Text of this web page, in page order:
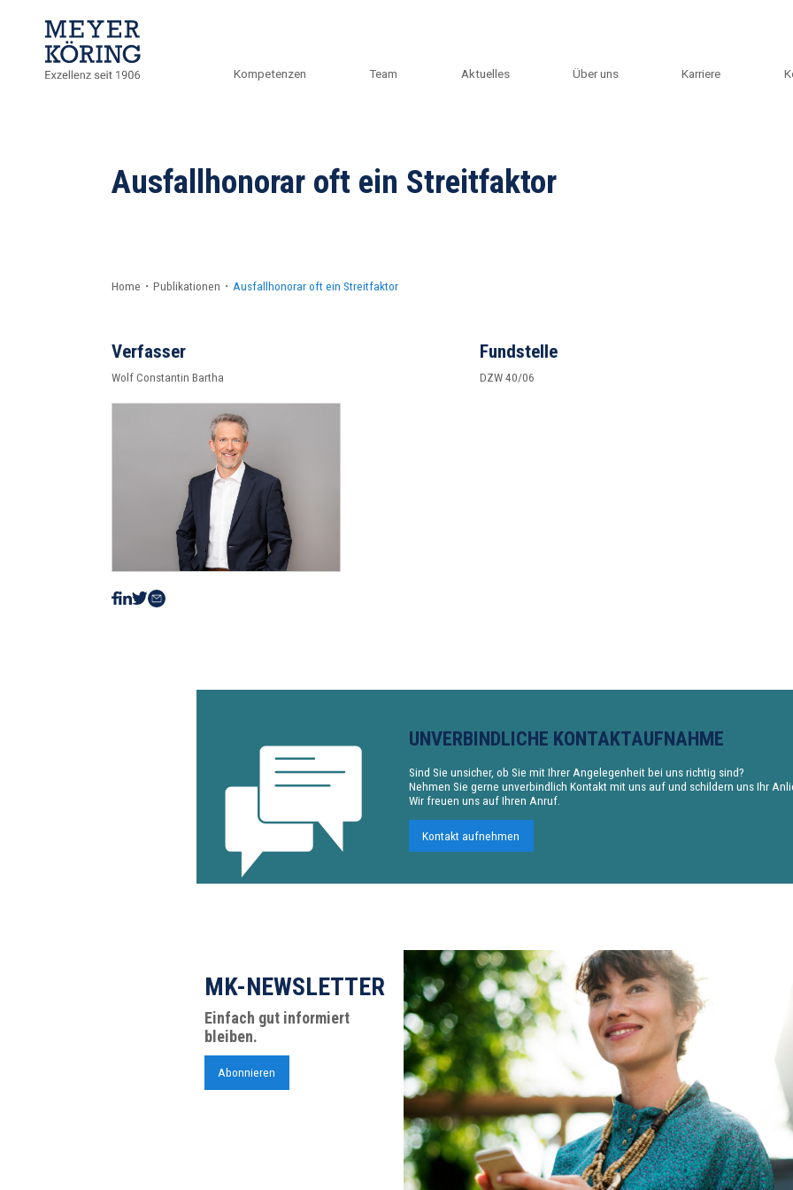
Kompetenzen Team Aktuelles Über uns Karriere
Ausfallhonorar oft ein Streitfaktor
Home ・ Publikationen ・ Ausfallhonorar oft ein Streitfaktor
Verfasser
Wolf Constantin Bartha
Fundstelle
DZW 40/06
UNVERBINDLICHE KONTAKTAUFNAHME
Sind Sie unsicher, ob Sie mit Ihrer Angelegenheit bei uns richtig sind?
Nehmen Sie gerne unverbindlich Kontakt mit uns auf und schildern uns Ihr
Wir freuen uns auf Ihren Anruf.
Kontakt aufnehmen
MK-NEWSLETTER
Einfach gut informiert
bleiben.
Abonnieren